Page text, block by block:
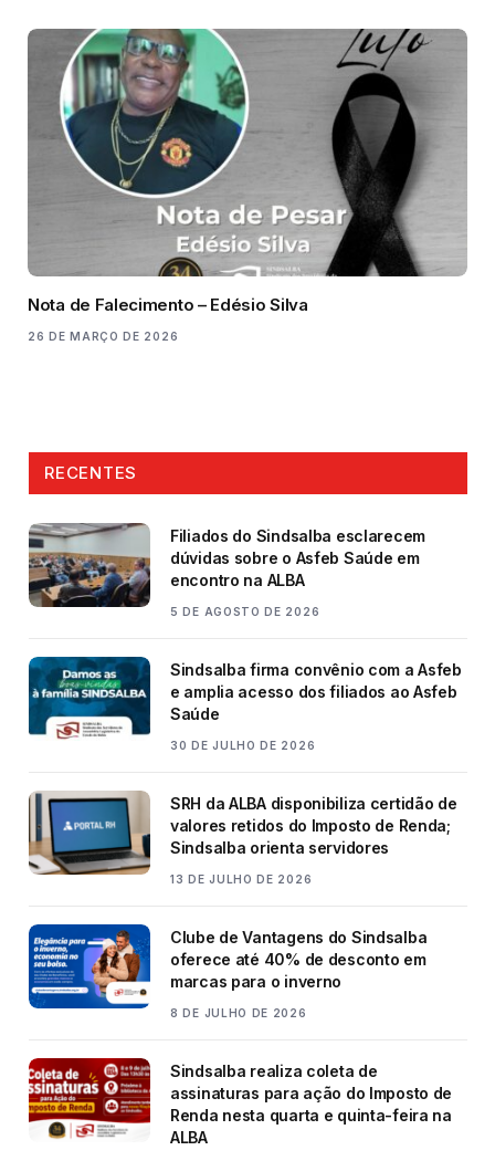
Nota de Falecimento – Edésio Silva
26 DE MARÇO DE 2026
RECENTES
Filiados do Sindsalba esclarecem
dúvidas sobre o Asfeb Saúde em
encontro na ALBA
5 DE AGOSTO DE 2026
Sindsalba firma convênio com a Asfeb
e amplia acesso dos filiados ao Asfeb
Saúde
30 DE JULHO DE 2026
SRH da ALBA disponibiliza certidão de
valores retidos do Imposto de Renda;
Sindsalba orienta servidores
13 DE JULHO DE 2026
Clube de Vantagens do Sindsalba
oferece até 40% de desconto em
marcas para o inverno
8 DE JULHO DE 2026
Sindsalba realiza coleta de
assinaturas para ação do Imposto de
Renda nesta quarta e quinta-feira na
ALBA